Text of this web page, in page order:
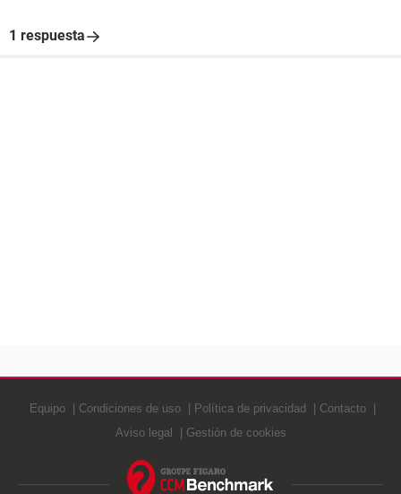
1 respuesta
Equipo Condiciones de uso Política de privacidad
Contacto
Aviso legal
Gestión de cookies